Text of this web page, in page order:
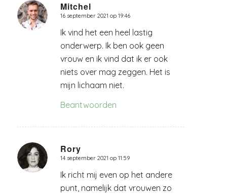
Mitchel
zegt:
16 september 2021 op 19:46
Ik vind het een heel lastig
onderwerp. Ik ben ook geen
vrouw en ik vind dat ik er ook
niets over mag zeggen. Het is
mijn lichaam niet.
Beantwoorden
Rory
zegt:
14 september 2021 op 11:59
Ik richt mij even op het andere
punt, namelijk dat vrouwen zo